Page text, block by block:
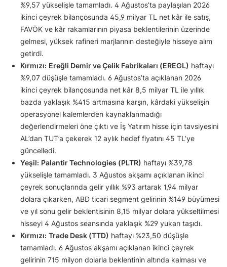
%9,57 yükselişle tamamladı. 4 Ağustos’ta paylaşılan 2026
ikinci çeyrek bilançosunda 45,9 milyar TL net kâr ile satış,
FAVÖK ve kâr rakamlarının piyasa beklentilerinin üzerinde
gelmesi, yüksek rafineri marjlarının desteğiyle hisseye alım
getirdi.
Kırmızı: Ereğli Demir ve Çelik Fabrikaları (EREGL) haftayı
%9,07 düşüşle tamamladı. 6 Ağustos’ta açıklanan 2026
ikinci çeyrek bilançosunda net kâr 8,5 milyar TL ile yıllık
bazda yaklaşık %415 artmasına karşın, kârdaki yükselişin
operasyonel kalemlerden kaynaklanmadığı
değerlendirmeleri öne çıktı ve İş Yatırım hisse için tavsiyesini
AL’dan TUT’a çekerek 12 aylık hedef fiyatını 45 TL’ye
güncelledi.
Yeşil: Palantir Technologies (PLTR) haftayı %39,78
yükselişle tamamladı. 3 Ağustos akşamı açıklanan ikinci
çeyrek sonuçlarında gelir yıllık %93 artarak 1,94 milyar
dolara çıkarken, ABD ticari segment gelirinin %149 büyümesi
ve yıl sonu gelir beklentisinin 8,15 milyar dolara yükseltilmesi
hisseyi 4 Ağustos seansında yaklaşık %29 yukarı taşıdı.
Kırmızı: Trade Desk (TTD) haftayı %23,50 düşüşle
tamamladı. 6 Ağustos akşamı açıklanan ikinci çeyrek
gelirinin 715 milyon dolarla beklentinin altında kalması ve